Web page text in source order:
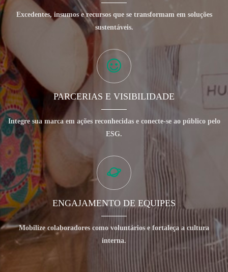
Excedentes, insumos e recursos que se transformam em soluções
sustentáveis.
PARCERIAS E VISIBILIDADE
Integre sua marca em ações reconhecidas e conecte-se ao público pelo
ESG.
ENGAJAMENTO DE EQUIPES
Mobilize colaboradores como voluntários e fortaleça a cultura
interna.